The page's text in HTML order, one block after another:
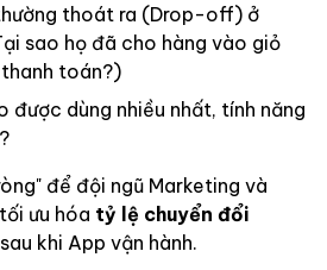
thoát ra (Drop-off) ở
sao họ đã cho hàng vào giỏ
toán?)
được dùng nhiều nhất, tính năng
để đội ngũ Marketing và
ưu hóa tỷ lệ chuyển đổi
sau khi App vận hành.